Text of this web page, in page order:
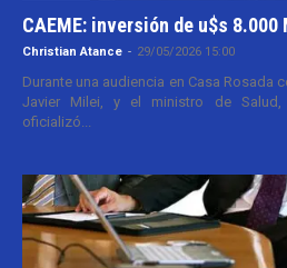
CAEME: inversión de u$s 8.000
Christian Atance - 29/05/2026 15:00
Durante una audiencia en Casa Rosada
Javier Milei, y el ministro de Salud,
oficializó...